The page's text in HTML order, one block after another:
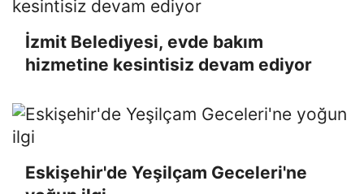
İzmit Belediyesi, evde bakım
hizmetine kesintisiz devam ediyor
Eskişehir'de Yeşilçam Geceleri'ne